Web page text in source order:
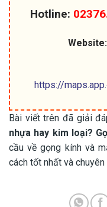
Hotline:
Website:
https://
Bài viết trên đã giải
nhựa hay kim loại?
cầu về gọng kính và
cách tốt nhất và